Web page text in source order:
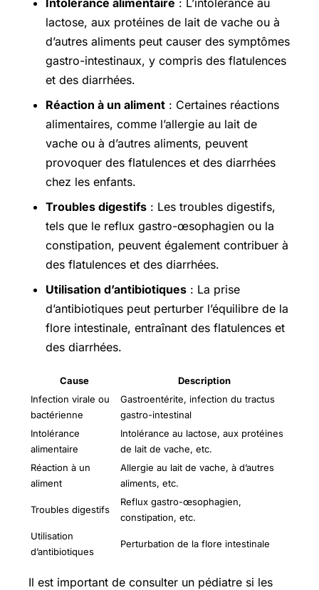
lactose, aux protéines de lait de vache ou à
d’autres aliments peut causer des symptômes
gastro-intestinaux, y compris des flatulences
et des diarrhées.
Réaction à un aliment : Certaines réactions
alimentaires, comme l’allergie au lait de
vache ou à d’autres aliments, peuvent
provoquer des flatulences et des diarrhées
chez les enfants.
Troubles digestifs : Les troubles digestifs,
tels que le reflux gastro-œsophagien ou la
constipation, peuvent également contribuer à
des flatulences et des diarrhées.
Utilisation d’antibiotiques : La prise
d’antibiotiques peut perturber l’équilibre de la
flore intestinale, entraînant des flatulences et
des diarrhées.
Cause
Description
Infection virale ou
bactérienne
Gastroentérite, infection du tractus
gastro-intestinal
Intolérance
alimentaire
Intolérance au lactose, aux protéines
de lait de vache, etc.
Réaction à un
aliment
Allergie au lait de vache, à d’autres
aliments, etc.
Troubles digestifs
Reflux gastro-œsophagien,
constipation, etc.
Utilisation
d’antibiotiques
Perturbation de la flore intestinale
Il est important de consulter un pédiatre si les